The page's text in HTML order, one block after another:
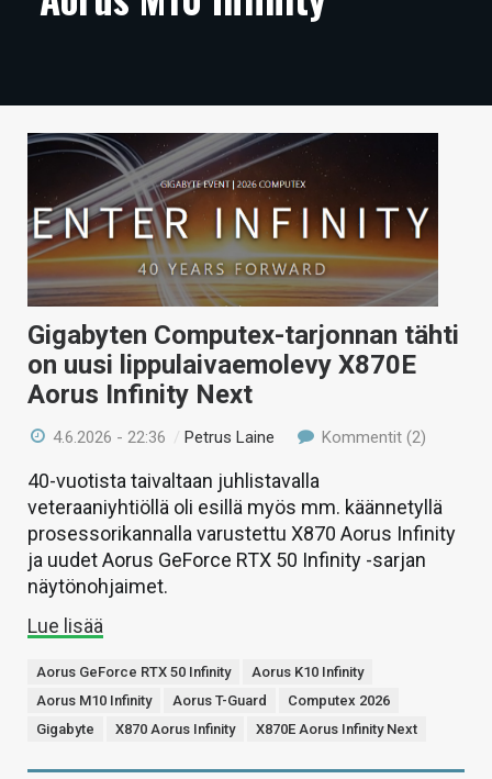
ARTIKKELIT
TECHBBS
TIETOA
HINTA.FI
KAUPPA
VAIHDA TEEMA
HAKU
Gigabyten Computex-tarjonnan tähti
on uusi lippulaivaemolevy X870E
Aorus Infinity Next
4.6.2026 - 22:36 /Petrus Laine Kommentit (2)
40-vuotista taivaltaan juhlistavalla
veteraaniyhtiöllä oli esillä myös mm. käännetyllä
prosessorikannalla varustettu X870 Aorus Infinity
ja uudet Aorus GeForce RTX 50 Infinity -sarjan
näytönohjaimet.
Lue lisää
Aorus GeForce RTX 50 Infinity
Aorus K10 Infinity
Aorus M10 Infinity
Aorus T-Guard
Computex 2026
Gigabyte
X870 Aorus Infinity X870E Aorus Infinity Next